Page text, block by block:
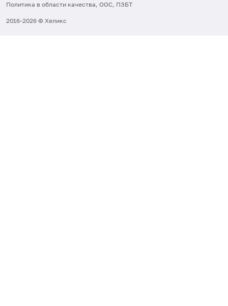
Политика в области качества, ООС, ПЗБТ
2016-2026 © Хеликс